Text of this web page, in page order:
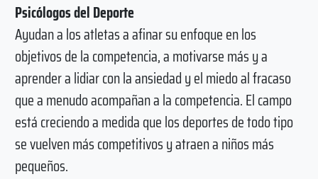
Psicólogos del Deporte
Ayudan a los atletas a afinar su enfoque en los
objetivos de la competencia, a motivarse más y a
aprender a lidiar con la ansiedad y el miedo al fracaso
que a menudo acompañan a la competencia. El campo
está creciendo a medida que los deportes de todo tipo
se vuelven más competitivos y atraen a niños más
pequeños.